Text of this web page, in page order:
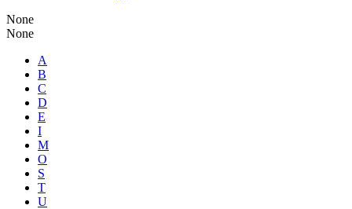
None
None
A
B
C
D
E
I
M
O
S
T
U